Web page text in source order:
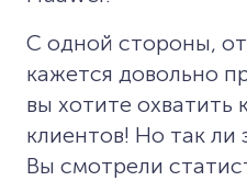
С одной стороны,
кажется довольно
вы хотите
клиентов! Но так ли
Вы смотрели